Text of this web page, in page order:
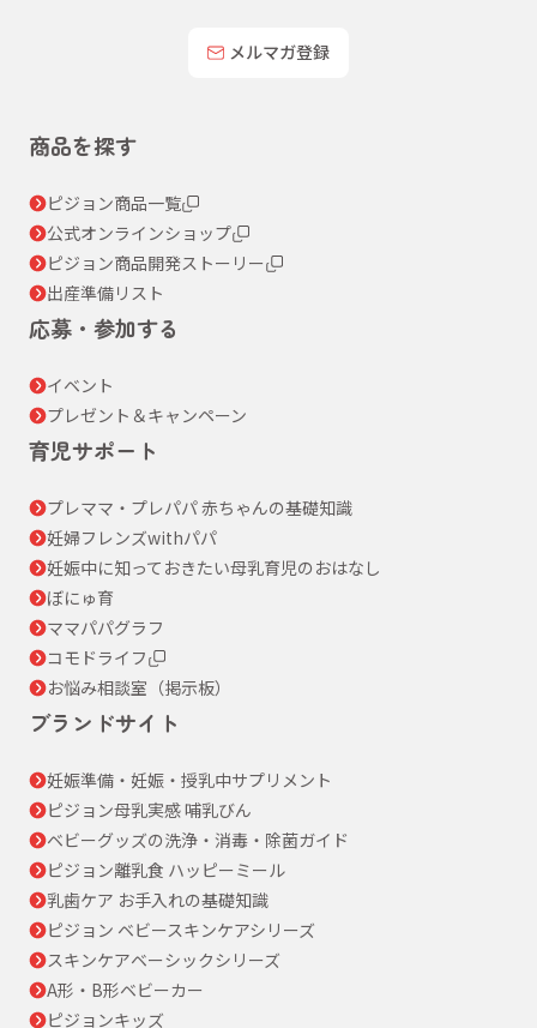
メルマガ登録
商品を探す
ピジョン商品一覧
公式オンラインショップ
ピジョン商品開発ストーリー
出産準備リスト
応募・参加する
イベント
プレゼント＆キャンペーン
育児サポート
プレママ・プレパパ 赤ちゃんの基礎知識
妊婦フレンズwithパパ
妊娠中に知っておきたい母乳育児のおはなし
ぼにゅ育
ママパパグラフ
コモドライフ
お悩み相談室（掲示板）
ブランドサイト
妊娠準備・妊娠・授乳中サプリメント
ピジョン母乳実感 哺乳びん
ベビーグッズの洗浄・消毒・除菌ガイド
ピジョン離乳食 ハッピーミール
乳歯ケア お手入れの基礎知識
ピジョン ベビースキンケアシリーズ
スキンケアベーシックシリーズ
A形・B形ベビーカー
ピジョンキッズ